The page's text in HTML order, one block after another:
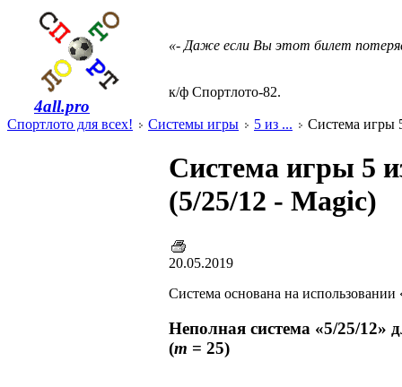
4all.pro
«- Даже если Вы этот билет
к/ф Спортлото-82.
Спортлото для всех! Системы игры 5 из ... Система игры
Система игры 5
(5/25/12 - Magic)
20.05.2019
Система основана на использовании
Неполная система «5/25/12»
(m = 25)